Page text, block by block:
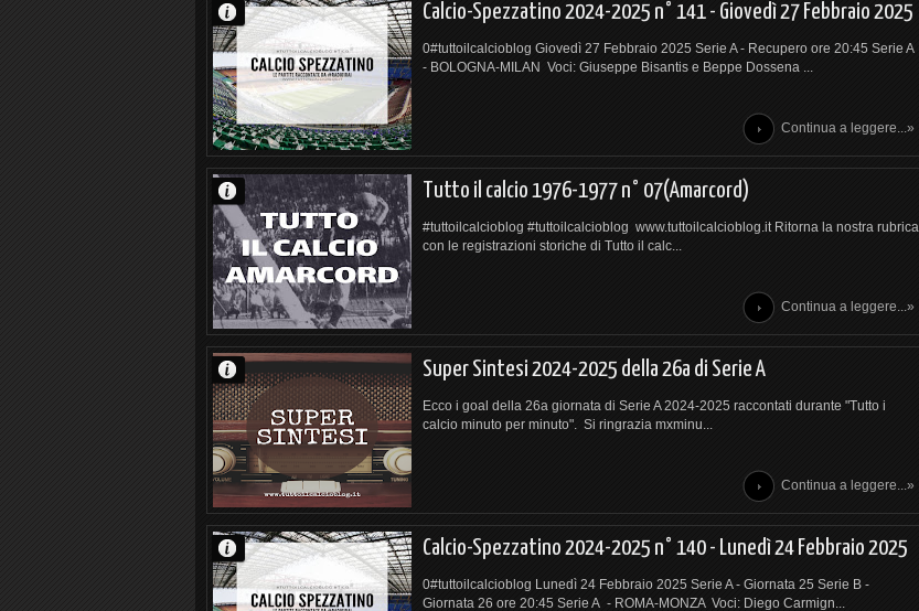
Calcio-Spezzatino 2024-2025 n° 141 - Giovedì 27 Febbraio 2025
0#tuttoilcalcioblog Giovedì 27 Febbraio 2025 Serie A - Recupero ore 20:45 Serie A
- BOLOGNA-MILAN Voci: Giuseppe Bisantis e Beppe Dossena ...
Continua a leggere...»
Tutto il calcio 1976-1977 n° 07(Amarcord)
#tuttoilcalcioblog #tuttoilcalcioblog www.tuttoilcalcioblog.it Ritorna la nostra rubrica
con le registrazioni storiche di Tutto il calc...
Continua a leggere...»
Super Sintesi 2024-2025 della 26a di Serie A
Ecco i goal della 26a giornata di Serie A 2024-2025 raccontati durante "Tutto i
calcio minuto per minuto". Si ringrazia mxminu...
Continua a leggere...»
Calcio-Spezzatino 2024-2025 n° 140 - Lunedì 24 Febbraio 2025
0#tuttoilcalcioblog Lunedì 24 Febbraio 2025 Serie A - Giornata 25 Serie B -
Giornata 26 ore 20:45 Serie A - ROMA-MONZA Voci: Diego Carmign...